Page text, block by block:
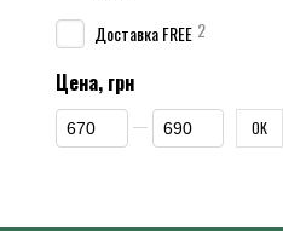
Доставка FREE 2
Цена, грн
От Цена, грн
До Цена, грн OK